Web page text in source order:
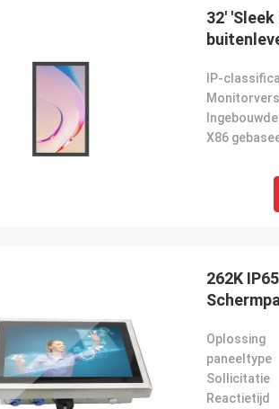
32'
IP-
X86
262K
Oplossing
paneeltype
Sollicitatie
Reactietijd